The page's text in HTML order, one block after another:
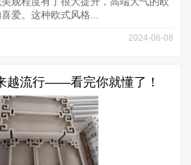
爱。这种欧式风格...
2024-06-08
越流行——看完你就懂了！